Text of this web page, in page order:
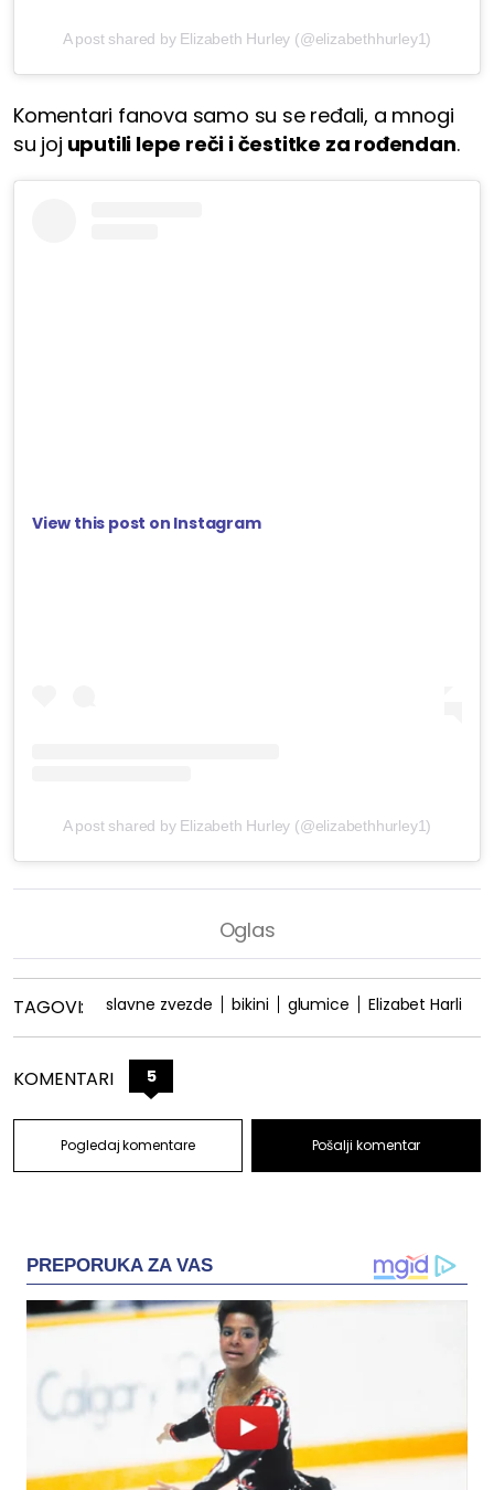
A post shared by Elizabeth Hurley (@elizabethhurley1)
Komentari fanova samo su se ređali, a mnogi
su joj uputili lepe reči i čestitke za rođendan.
View this post on Instagram
A post shared by Elizabeth Hurley (@elizabethhurley1)
TAGOVI: slavne zvezde bikini glumice Elizabet Harli
KOMENTARI 5
Pogledaj komentare Pošalji komentar
PREPORUKA ZA VAS